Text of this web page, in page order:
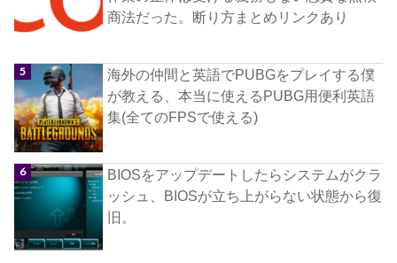
商法だった。断り方まとめリンクあり
海外の仲間と英語でPUBGをプレイする僕
が教える、本当に使えるPUBG用便利英語
集(全てのFPSで使える)
BIOSをアップデートしたらシステムがクラ
ッシュ、BIOSが立ち上がらない状態から復
旧。